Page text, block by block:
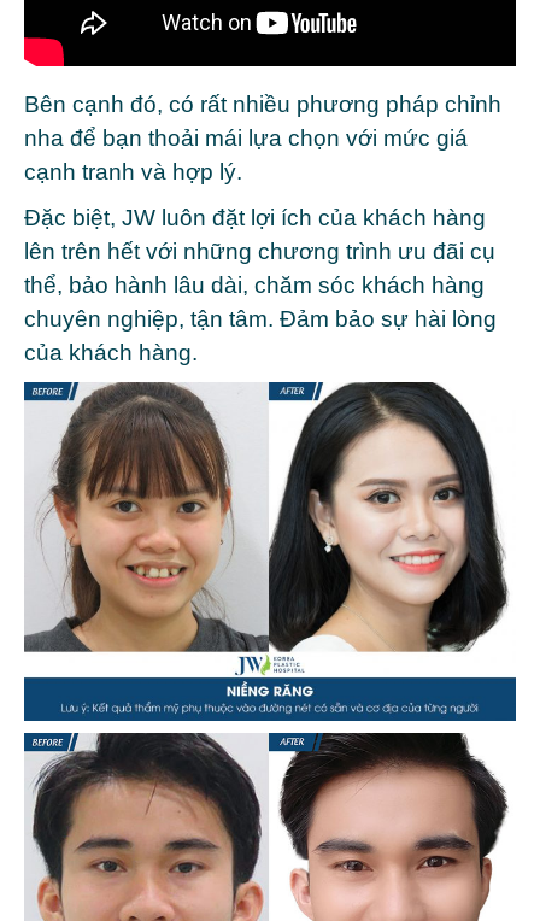
Bên cạnh đó, có rất nhiều phương pháp chỉnh
nha để bạn thoải mái lựa chọn với mức giá
cạnh tranh và hợp lý.
Đặc biệt, JW luôn đặt lợi ích của khách hàng
lên trên hết với những chương trình ưu đãi cụ
thể, bảo hành lâu dài, chăm sóc khách hàng
chuyên nghiệp, tận tâm. Đảm bảo sự hài lòng
của khách hàng.